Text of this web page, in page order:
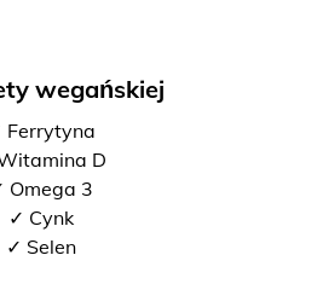
wegańskiej
Ferrytyna
D
Omega 3
✓ Cynk
✓ Selen